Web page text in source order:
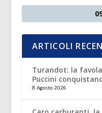
ARTICOLI
Turandot: la
Puccini
8 Agosto 2026